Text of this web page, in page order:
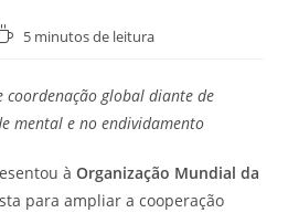
5 minutos de leitura
coordenação global diante de
mental e no endividamento
àOrganização Mundial da
para ampliar a cooperação